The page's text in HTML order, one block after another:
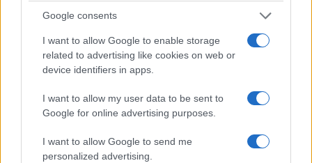
Google consents
I want to allow Google to enable storage
related to advertising like cookies on web or
device identifiers in apps.
I want to allow my user data to be sent to
Google for online advertising purposes.
I want to allow Google to send me
personalized advertising.
ολοκλήρωση της πληρωμής του επιδόματος
στους δικαιούχους. Ο ΟΠΕΚΑ υπενθυμίζει ότι
για να χορηγηθεί το επίδομα παιδιού η αίτηση
Α21 πρέπει να έχει υποβληθεί οριστικά και να
έχει εγκριθεί, καθώς αιτήσεις που έχουν
αποθηκευτεί προσωρινά θεωρούνται μη
υποβληθείσες και δεν λαμβάνονται υπόψη.